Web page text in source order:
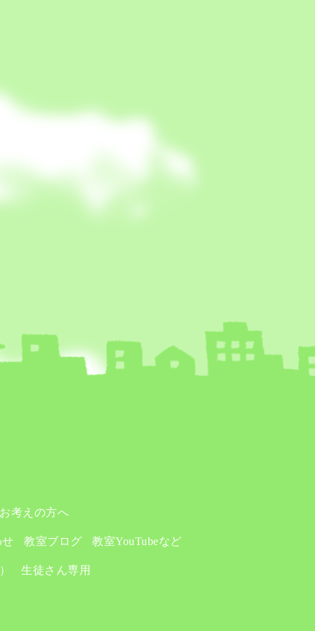
考えの方へ
教室ブログ 教室YouTubeなど
生徒さん専用